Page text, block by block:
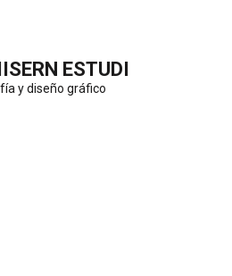
ESTUDI
y diseño gráfico